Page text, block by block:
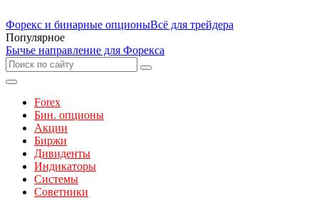
Форекс и бинарные опционыВсё для трейдера
Популярное
Бычье направление для Форекса
Forex
Бин. опционы
Акции
Биржи
Дивиденты
Индикаторы
Системы
Советники